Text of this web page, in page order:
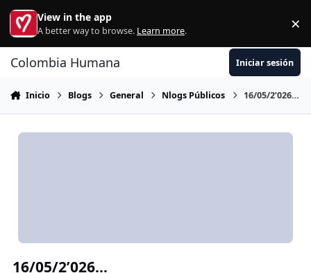
Ir al contenido
View in the app
A better way to browse. Learn more. ×
Colombia Humana Iniciar sesión
Inicio Blogs General Nlogs Públicos 16/05/2’026…
16/05/2’026…